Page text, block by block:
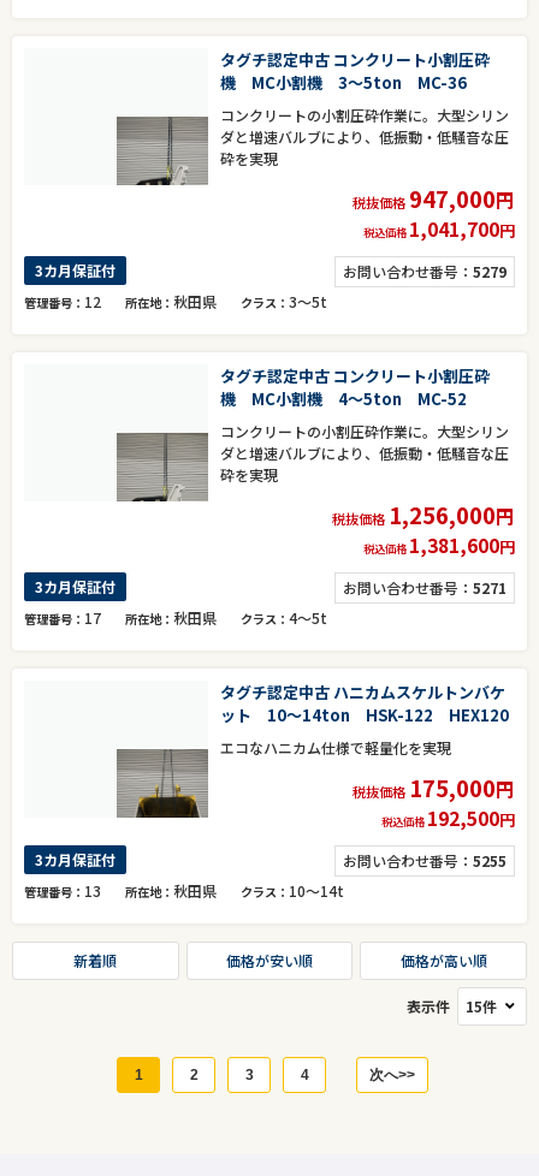
タグチ認定中古 コンクリート小割圧砕
機 MC小割機 3～5ton MC-36
コンクリートの小割圧砕作業に。大型シリン
ダと増速バルブにより、低振動・低騒音な圧
砕を実現
税抜価格 947,000円
税込価格 1,041,700円
お問い合わせ番号： 5279
3カ月保証付
管理番号 12 所在地 秋田県 クラス 3～5t
タグチ認定中古 コンクリート小割圧砕
機 MC小割機 4～5ton MC-52
コンクリートの小割圧砕作業に。大型シリン
ダと増速バルブにより、低振動・低騒音な圧
砕を実現
税抜価格 1,256,000円
税込価格 1,381,600円
お問い合わせ番号： 5271
3カ月保証付
管理番号 17 所在地 秋田県 クラス 4～5t
タグチ認定中古 ハニカムスケルトンバケ
ット 10～14ton HSK-122 HEX120
エコなハニカム仕様で軽量化を実現
税抜価格 175,000円
税込価格 192,500円
お問い合わせ番号： 5255
3カ月保証付
管理番号 13 所在地 秋田県 クラス 10～14t
新着順 価格が安い順 価格が高い順
表示件
1 2 3 4 次へ>>